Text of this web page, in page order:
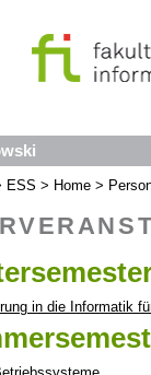
ESS > Home >
in die Informatik